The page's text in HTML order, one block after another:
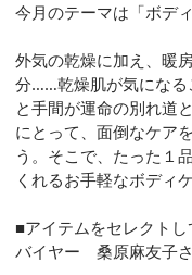
今月のテーマは「ボディ
外気の乾燥に加え、暖
分……乾燥肌が気になる
と手間が運命の別れ道
にとって、面倒なケア
う。そこで、たった１
くれるお手軽なボディ
■アイテムをセレクト
バイヤー 桑原麻友子